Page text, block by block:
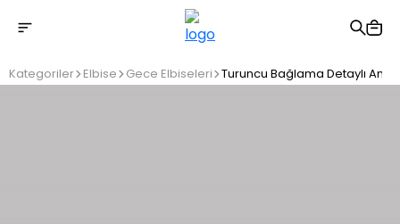
2500 TL üzeri ücretsiz kargo
Kategoriler Elbise Gece Elbiseleri Turuncu Bağlama Detaylı